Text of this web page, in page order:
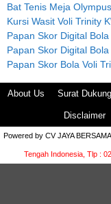
Bat Tenis Meja
Kursi Wasit Voli Trinity
Papan Skor Digital
Papan Skor Digital
Papan Skor Bola Voli
About Us Surat
Disclaimer
Powered by CV JAYA BERSAMA
Tengah Indonesia, Tlp :